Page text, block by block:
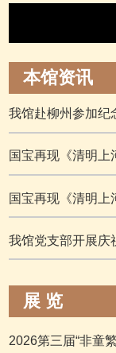
本馆资讯
我馆赴柳州参加纪
国宝再现《清明
国宝再现《清明上
我馆党支部开展庆
展 览
2026第三届“非童